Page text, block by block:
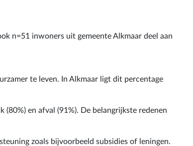
n=51 inwoners uit gemeente Alkmaar deel aan
te leven. In Alkmaar ligt dit percentage
en afval (91%). De belangrijkste redenen
zoals bijvoorbeeld subsidies of leningen.